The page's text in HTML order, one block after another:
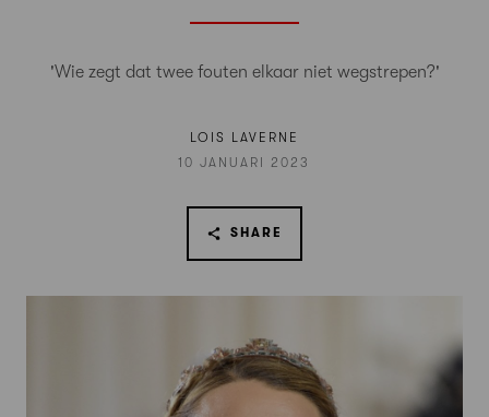
'Wie zegt dat twee fouten elkaar niet wegstrepen?'
LOIS LAVERNE
10 JANUARI 2023
SHARE